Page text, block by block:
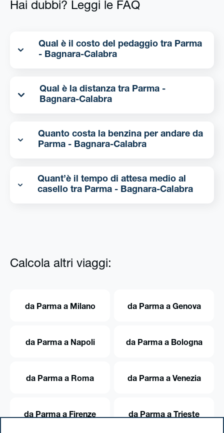
Hai dubbi? Leggi le FAQ
Qual è il costo del pedaggio tra Parma
- Bagnara-Calabra
Qual è la distanza tra Parma -
Bagnara-Calabra
Quanto costa la benzina per andare da
Parma - Bagnara-Calabra
Quant’è il tempo di attesa medio al
casello tra Parma - Bagnara-Calabra
Calcola altri viaggi:
da Parma a Milano da Parma a Genova
da Parma a Napoli da Parma a Bologna
da Parma a Roma da Parma a Venezia
da Parma a Firenze da Parma a Trieste